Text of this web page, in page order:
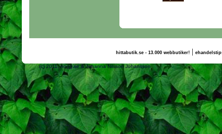
hittabutik.se - 13.000 webbutiker!|
(c) 2011, nogg.se & Johanna Nilsson Johansson